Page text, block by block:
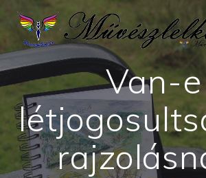
content
Van-e